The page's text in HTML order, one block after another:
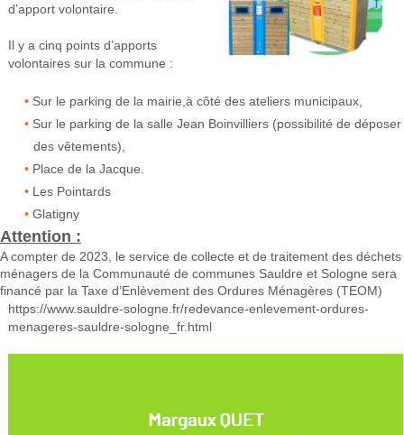
d’apport volontaire.
Il y a cinq points d’apports
volontaires sur la commune :
Sur le parking de la mairie,à côté des ateliers municipaux,
Sur le parking de la salle Jean Boinvilliers (possibilité de déposer
des vêtements),
Place de la Jacque.
Les Pointards
Glatigny
Attention :
A compter de 2023, le service de collecte et de traitement des déchets
ménagers de la Communauté de communes Sauldre et Sologne sera
financé par la Taxe d’Enlèvement des Ordures Ménagères (TEOM)
https://www.sauldre-sologne.fr/redevance-enlevement-ordures-
menageres-sauldre-sologne_fr.html